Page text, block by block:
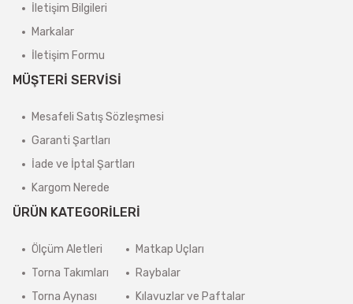
İletişim Bilgileri
Markalar
İletişim Formu
MÜŞTERİ SERVİSİ
Mesafeli Satış Sözleşmesi
Garanti Şartları
İade ve İptal Şartları
Kargom Nerede
ÜRÜN KATEGORİLERİ
Ölçüm Aletleri
Torna Takımları
Torna Aynası
Matkap Uçları
Raybalar
Kılavuzlar ve Paftalar